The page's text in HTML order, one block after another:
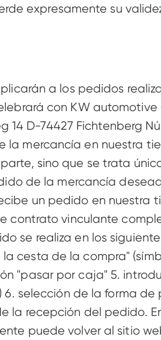
expresamente su
a los pedidos
con KW
D-74427 Fichtenberg
mercancía en nuestra
sino que se trata
de la mercancía
un pedido en nuestra
contrato vinculante
se realiza en los
cesta de la compra"
"pasar por caja" 5.
selección de la forma
la recepción del pedido.
puede volver al sitio